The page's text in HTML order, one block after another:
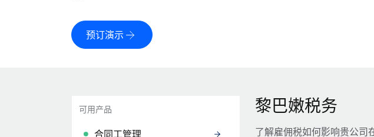
预订演示
可用产品
合同工管理
黎巴嫩税务
了解雇佣税如何影响贵公司